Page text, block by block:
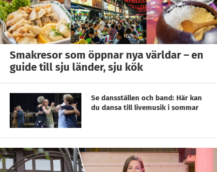
Smakresor som öppnar nya världar – en
guide till sju länder, sju kök
Se dansställen och band: Här kan
du dansa till livemusik i sommar